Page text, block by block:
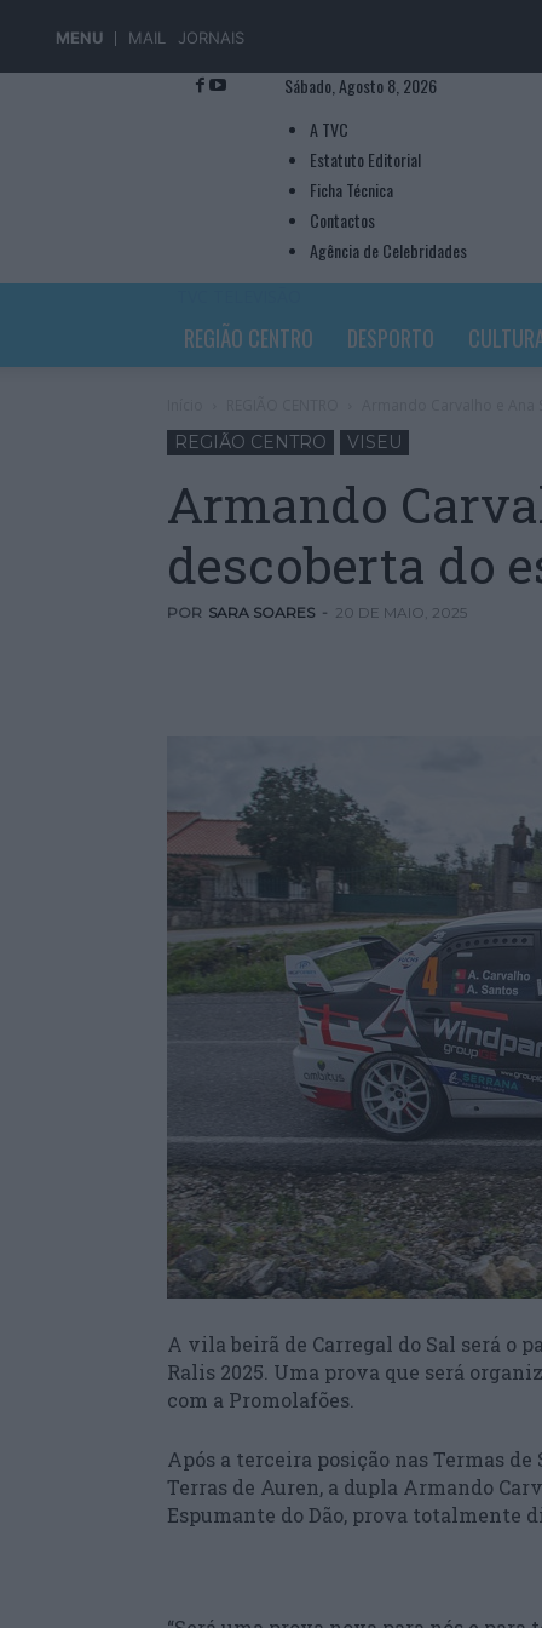
MENU MAIL JORNAIS
Sábado, Agosto 8, 2026
A TVC
Estatuto Editorial
Ficha Técnica
Contactos
Agência de Celebridades
REGIÃO CENTRO DESPORTO
REGIÃO CENTRO VISEU
Armando
descoberta do
POR SARA SOARES - 20 DE MAIO, 2025
A vila beirã de Carregal do Sal será o
Ralis 2025. Uma prova que será
com a Promolafões.
Após a terceira posição nas Termas
Terras de Auren, a dupla Armando
Espumante do Dão, prova totalmente